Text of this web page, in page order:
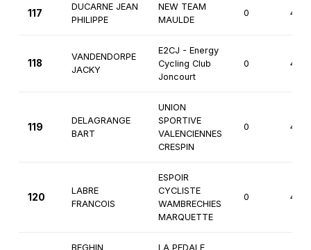
117
DUCARNE JEAN
PHILIPPE
NEW TEAM
MAULDE
0
118
VANDENDORPE
JACKY
E2CJ - Energy
Cycling Club
Joncourt
0
119
DELAGRANGE
BART
UNION
SPORTIVE
VALENCIENNES
CRESPIN
0
120
LABRE
FRANCOIS
ESPOIR
CYCLISTE
WAMBRECHIES
MARQUETTE
0
BEGHIN LA PEDALE